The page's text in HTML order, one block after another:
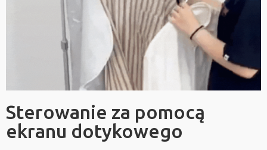
Sterowanie za pomocą
ekranu dotykowego